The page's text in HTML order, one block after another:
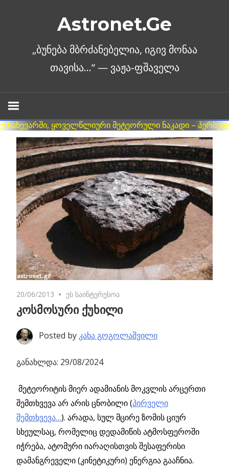
Astronet.Ge
20/06/2013 4 comments
ეს საინტერესოა
კოსმოსური ქუხილი
Posted by კახა გოგოლაშვილი
განახლდა: 29/08/2024
მეტეორიტის მიერ ადამიანის მოკვლის არცერთი
შემთხვევა არ არის ცნობილი (პირველი
შემთხვევა…). არადა, სულ მცირე ზომის ციურ
სხეულსაც, რომელიც დედამიწის ატმოსფეროში
იჭრება, ატომური იარაღისთვის შესაფერისი
დამანგრეველი (კინეტიკური) ენერგია გააჩნია.